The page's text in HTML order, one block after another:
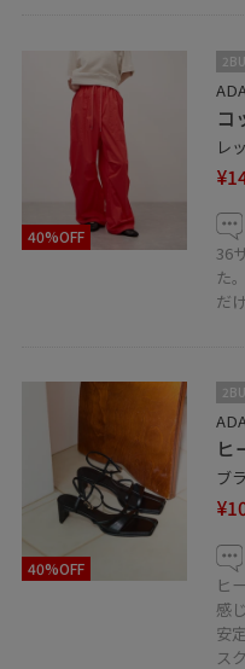
ミント神戸店では通信販
公式のLINEにて承って
合わせくださいませ。
※対応可能時間 11:00～
LINEでルクア大阪スタッ
40%OFF
コ
レ
36
た
だ
40%OFF
ヒ
ブ
ヒ
感
安
ス